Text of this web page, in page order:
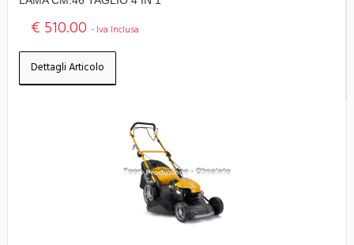
€ 510.00 - Iva Inclusa
Dettagli Articolo